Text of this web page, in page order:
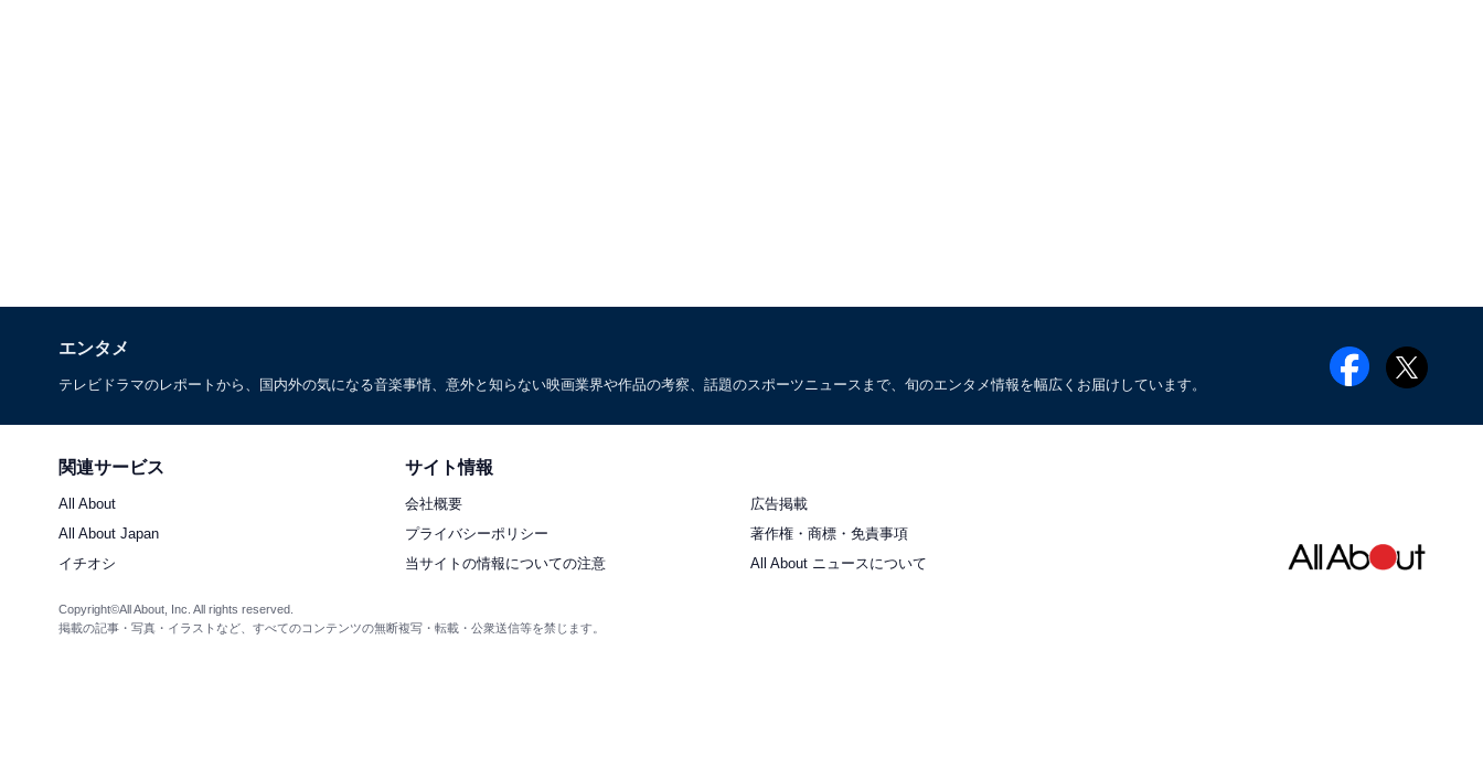
エンタメ
テレビドラマのレポートから、国内外の気になる音楽事情、意外と知らない映画業界や作品の考察、話題のスポーツニュースまで、旬のエンタメ情報を幅広くお届けしています。
関連サービス
All About
All About Japan
イチオシ
サイト情報
会社概要
広告掲載
プライバシーポリシー
著作権・商標・免責事項
当サイトの情報についての注意
All About ニュースについて
Copyright©All About, Inc. All rights reserved.
掲載の記事・写真・イラストなど、すべてのコンテンツの無断複写・転載・公衆送信等を禁じます。